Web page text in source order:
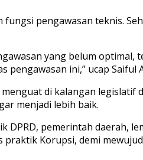
pengawasan teknis.
yang belum optimal,
ini,” ucap Saiful
di kalangan
menjadi lebih baik.
DPRD, pemerintah daerah,
Korupsi, demi